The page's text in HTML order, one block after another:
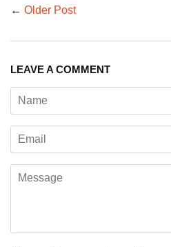
← Older Post
LEAVE A COMMENT
Name
Email
Message